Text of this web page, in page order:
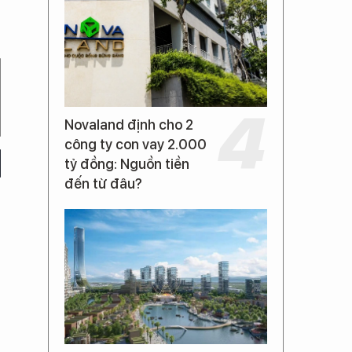
Novaland định cho 2
công ty con vay 2.000
tỷ đồng: Nguồn tiền
đến từ đâu?